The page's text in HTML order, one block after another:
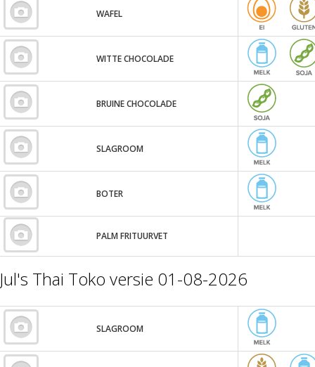
WAFEL
WITTE CHOCOLADE
BRUINE CHOCOLADE
SLAGROOM
BOTER
PALM FRITUURVET
Jul's Thai Toko versie 01-08-2026
SLAGROOM